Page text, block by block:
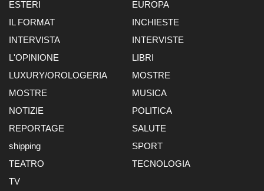
ESTERI
EUROPA
IL FORMAT
INCHIESTE
INTERVISTA
INTERVISTE
L'OPINIONE
LIBRI
LUXURY/OROLOGERIA
MOSTRE
MOSTRE
MUSICA
NOTIZIE
POLITICA
REPORTAGE
SALUTE
shipping
SPORT
TEATRO
TECNOLOGIA
TV